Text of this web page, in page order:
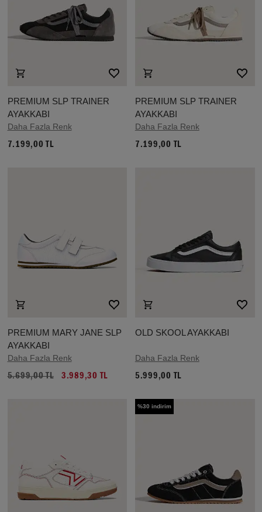
PREMIUM SLP TRAINER
AYAKKABI
Daha Fazla Renk
7.199,00 TL
PREMIUM SLP TRAINER
AYAKKABI
Daha Fazla Renk
7.199,00 TL
PREMIUM MARY JANE SLP
AYAKKABI
Daha Fazla Renk
5.699,00 TL 3.989,30 TL
OLD SKOOL AYAKKABI
Daha Fazla Renk
5.999,00 TL
%30 indirim